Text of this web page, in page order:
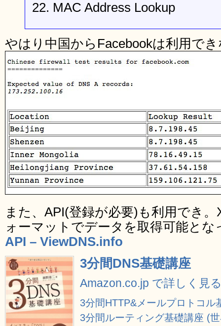
22. MAC Address Lookup
やはり中国からFacebookは利用で
また、API(登録が必要)も利用でき
ォーマットでデータを取得可能とな
API – ViewDNS.info
3分間DNS基礎講座
Amazon.co.jp で詳しく見
3分間HTTP&メールプロトコル
3分間ルーティング基礎講座 (